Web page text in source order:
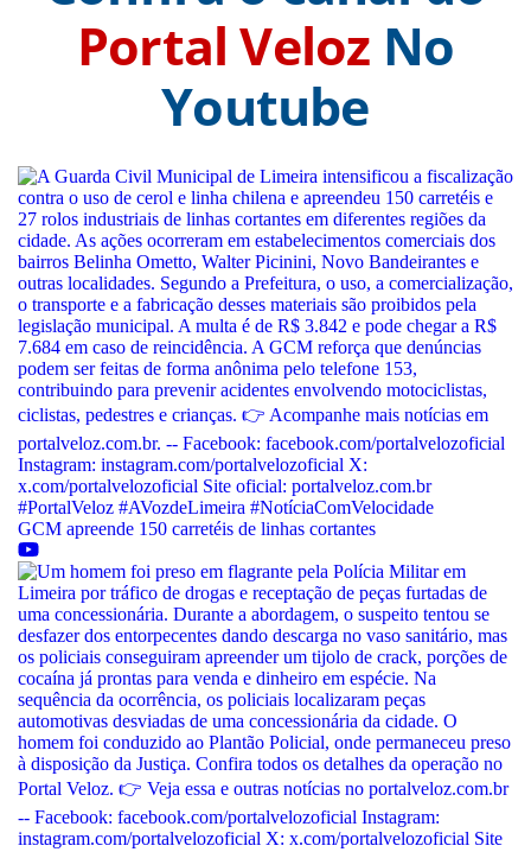
Portal Veloz No
Youtube
GCM apreende 150 carretéis de linhas cortantes